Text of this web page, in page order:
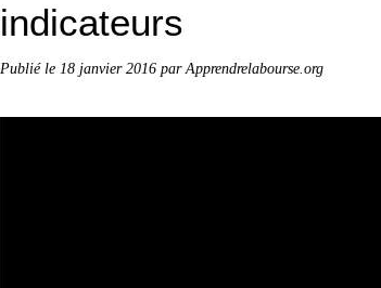
indicateurs
Publié le 18 janvier 2016 par Apprendrelabourse.org